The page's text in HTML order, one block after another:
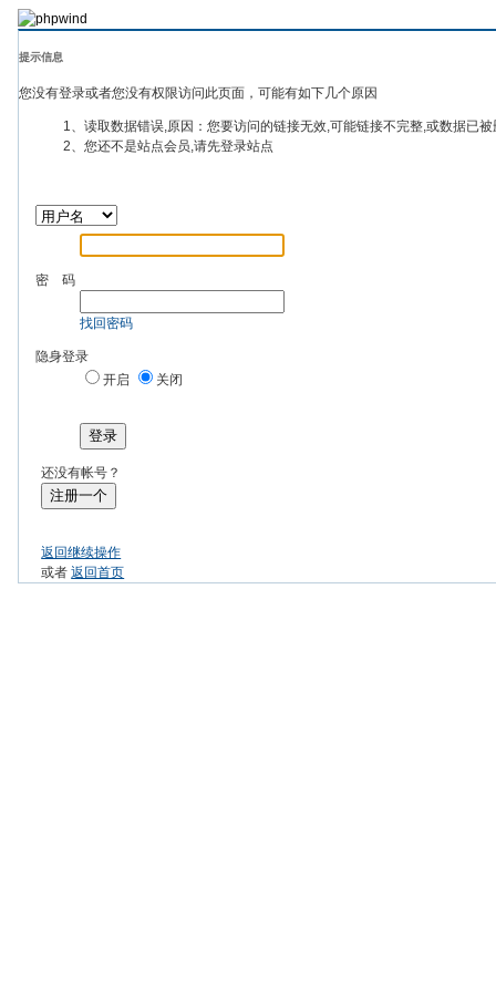
提示信息
您没有登录或者您没有权限访问此页面，可能有如下几个原因
1、读取数据错误,原因：您要访问的链接无效,可能链接不完整,或数据已
2、您还不是站点会员,请先登录站点
密 码
找回密码
隐身登录
开启
关闭
登录
还没有帐号？
注册一个
返回继续操作
或者返回首页